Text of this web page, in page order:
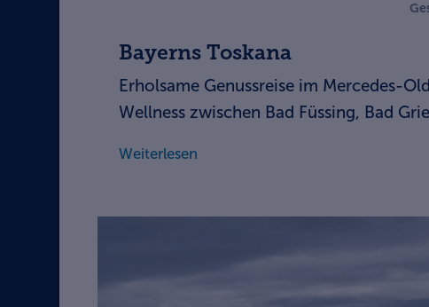
Bayerns Toskana
Erholsame Genussreise im Mercedes-
Wellness zwischen Bad Füssing, Bad
Weiterlesen